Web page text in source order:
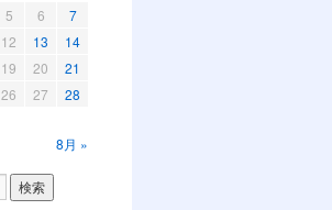
5 6
7
12 13
14
19 20
21
26 27
28
8月 »